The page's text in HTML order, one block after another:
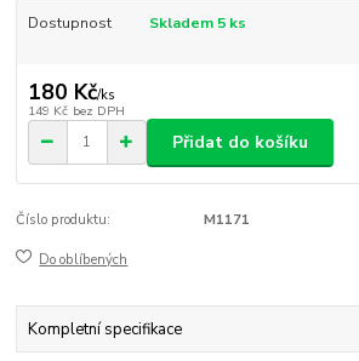
Dostupnost Skladem 5 ks
180 Kč/ks
149 Kč bez DPH
Přidat do košíku
Číslo produktu: M1171
Do oblíbených
Kompletní specifikace